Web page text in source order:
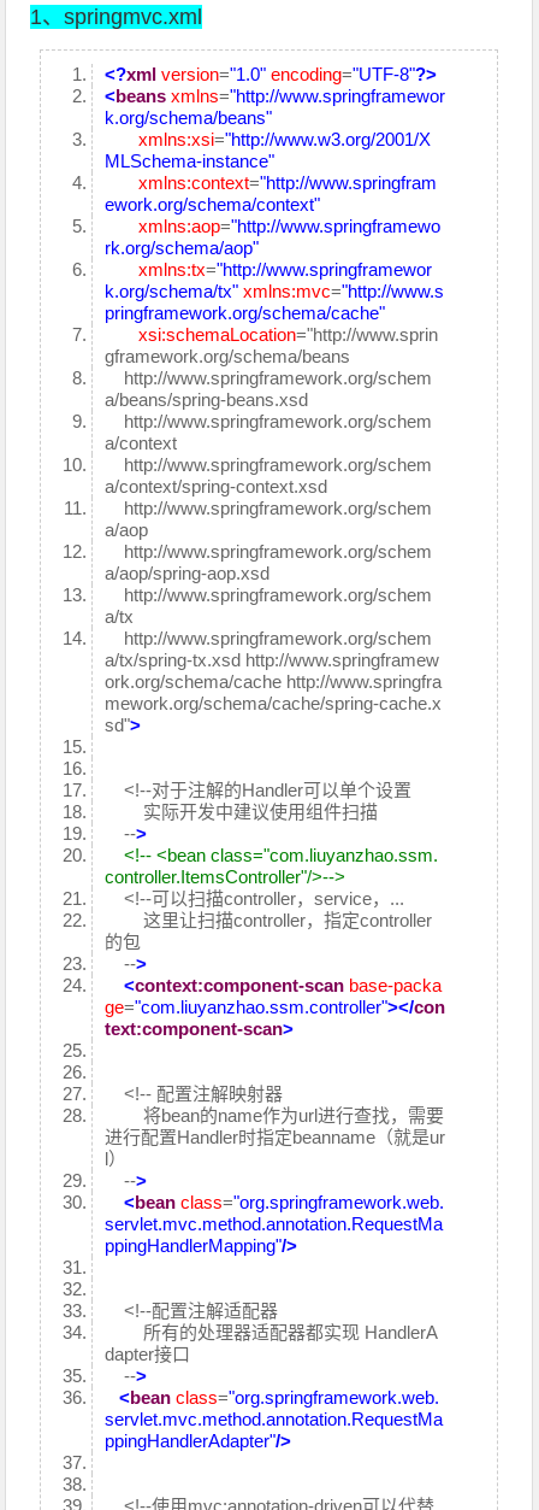
1、springmvc.xml
<?xml version="1.0" encoding="UTF-8"?>
<beans xmlns="http://www.springframewor
k.org/schema/beans"
xmlns:xsi="http://www.w3.org/2001/X
MLSchema-instance"
xmlns:context="http://www.springfram
ework.org/schema/context"
xmlns:aop="http://www.springframewo
rk.org/schema/aop"
xmlns:tx="http://www.springframewor
k.org/schema/tx" xmlns:mvc="http://www.s
pringframework.org/schema/cache"
xsi:schemaLocation="http://www.sprin
gframework.org/schema/beans
http://www.springframework.org/schem
a/beans/spring-beans.xsd
http://www.springframework.org/schem
a/context
http://www.springframework.org/schem
a/context/spring-context.xsd
http://www.springframework.org/schem
a/aop
http://www.springframework.org/schem
a/aop/spring-aop.xsd
http://www.springframework.org/schem
a/tx
http://www.springframework.org/schem
a/tx/spring-tx.xsd http://www.springframew
ork.org/schema/cache http://www.springfra
mework.org/schema/cache/spring-cache.x
sd">
<!--对于注解的Handler可以单个设置
实际开发中建议使用组件扫描
-->
<!-- <bean class="com.liuyanzhao.ssm.
controller.ItemsController"/>-->
<!--可以扫描controller，service，...
这里让扫描controller，指定controller
的包
-->
<context:component-scan base-packa
ge="com.liuyanzhao.ssm.controller"></con
text:component-scan>
<!-- 配置注解映射器
将bean的name作为url进行查找，需要
进行配置Handler时指定beanname（就是ur
l）
-->
<bean class="org.springframework.web.
servlet.mvc.method.annotation.RequestMa
ppingHandlerMapping"/>
<!--配置注解适配器
所有的处理器适配器都实现 HandlerA
dapter接口
-->
<bean class="org.springframework.web.
servlet.mvc.method.annotation.RequestMa
ppingHandlerAdapter"/>
<!--使用mvc:annotation-driven可以代替